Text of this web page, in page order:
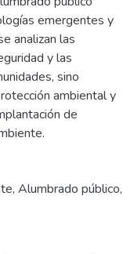
emergentes y
analizan las
y las
sino
ambiental y
de
, Alumbrado público,